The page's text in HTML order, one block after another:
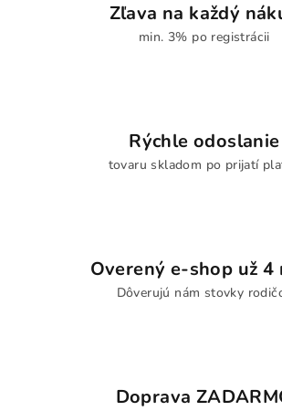
Zľava na každý
min. 3% po registrácii
Rýchle odoslanie
tovaru skladom po prijatí
Overený e-shop už 4
Dôverujú nám stovky
Doprava